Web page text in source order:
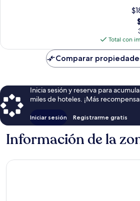
Total con
Comparar
Inicia sesión y reserva para
miles de hoteles. ¡Más
Iniciar sesión Registrarme gratis
Información de la